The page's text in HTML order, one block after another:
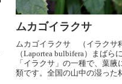
ムカゴイラクサ
ムカゴイラクサ （イラクサ
（Laportea bulbifera）まば
「イラクサ」の一種で、葉
類です。全国の山中の湿った